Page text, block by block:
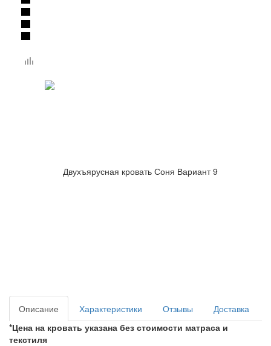
Описание Характеристики Отзывы
Доставка
*Цена на кровать указана без стоимости матраса и
текстиля